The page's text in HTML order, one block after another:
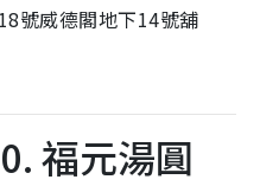
號威德閣地下14號舖
福元湯圓